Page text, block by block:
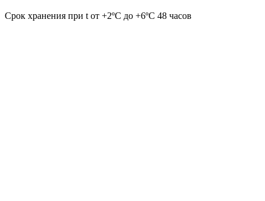
Срок хранения при t от +2ºС до +6ºС 48 часов